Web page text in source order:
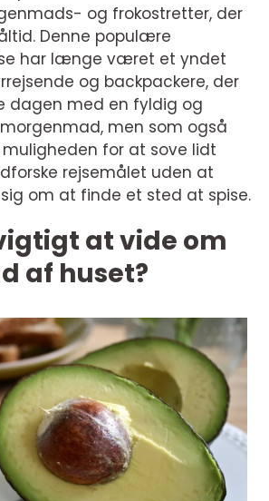
og frokostretter, der
Denne populære
har længe været et yndet
og backpackere, der
dagen med en fyldig og
men som også
for at sove lidt
rejsemålet uden at
om at finde et sted at spise.
at vide om
af huset?